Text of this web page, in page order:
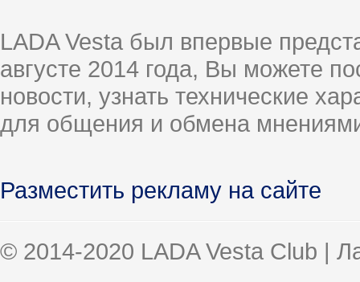
LADA Vesta был впервые
августе 2014 года, Вы можете
новости, узнать технические
для общения и обмена
Разместить рекламу на сайте
© 2014-2020 LADA Vesta Club |